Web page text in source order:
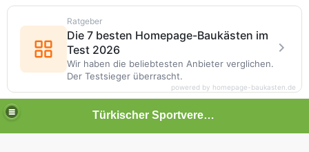
Türkischer Sportverein Calw
Ratgeber
Die 7 besten Homepage-Baukästen im
Test 2026
Wir haben die beliebtesten Anbieter verglichen.
Der Testsieger überrascht.
powered by homepage-baukasten.de